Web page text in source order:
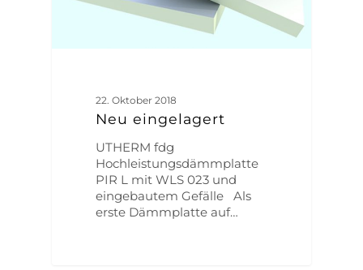
22. Oktober 2018
Neu eingelagert
UTHERM fdg
Hochleistungsdämmplatte
PIR L mit WLS 023 und
eingebautem Gefälle Als
erste Dämmplatte auf…